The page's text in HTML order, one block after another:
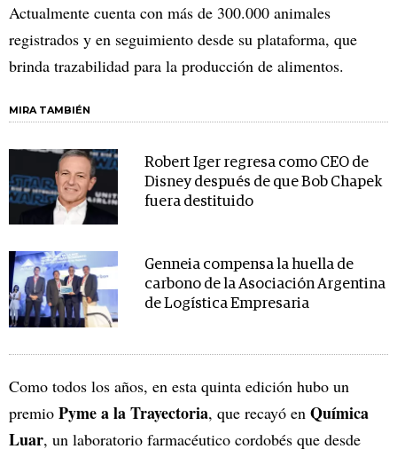
Actualmente cuenta con más de 300.000 animales
registrados y en seguimiento desde su plataforma, que
brinda trazabilidad para la producción de alimentos.
MIRA TAMBIÉN
Robert Iger regresa como CEO de
Disney después de que Bob Chapek
fuera destituido
Genneia compensa la huella de
carbono de la Asociación Argentina
de Logística Empresaria
Como todos los años, en esta quinta edición hubo un
premio Pyme a la Trayectoria, que recayó en Química
Luar, un laboratorio farmacéutico cordobés que desde